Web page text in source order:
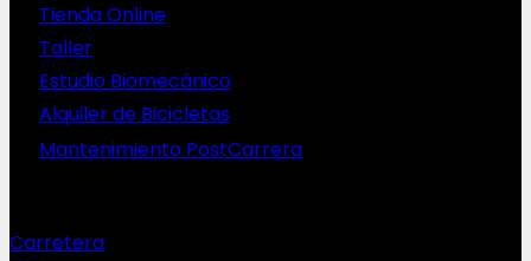
Tienda Online
Taller
Estudio Biomecánico
Alquiler de Bicicletas
Mantenimiento PostCarrera
Carretera